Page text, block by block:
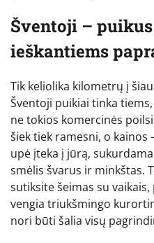
Šventoji –
ieškantiems
Tik keliolika kilometrų į
Šventoji puikiai tinka
ne tokios komercinės
šiek tiek ramesni, o kainos
upė įteka į jūrą,
smėlis švarus ir minkštas.
sutiksite šeimas su
vengia triukšmingo
nori būti šalia visų